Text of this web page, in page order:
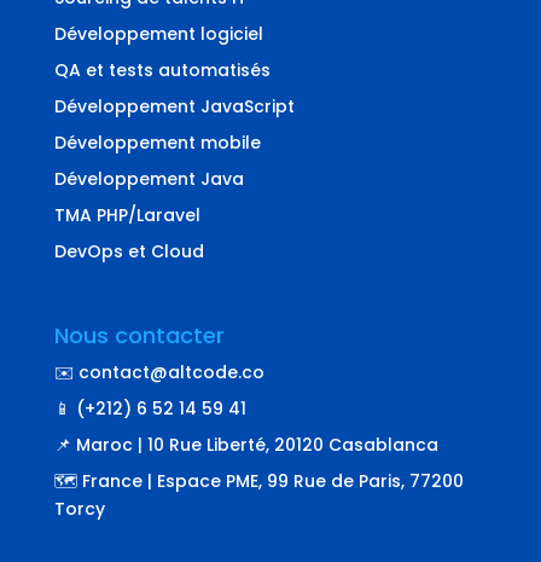
Développement logiciel
QA et tests automatisés
Développement JavaScript
Développement mobile
Développement Java
TMA PHP/Laravel
DevOps et Cloud
Nous contacter
✉️ contact@altcode.co
📱 (+212) 6 52 14 59 41
📌 Maroc | 10 Rue Liberté, 20120 Casablanca
🗺️ France | Espace PME, 99 Rue de Paris, 77200
Torcy